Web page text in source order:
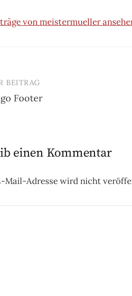
von meistermueller
BEITRAG
Footer
einen Kommentar
Mail-Adresse wird nicht